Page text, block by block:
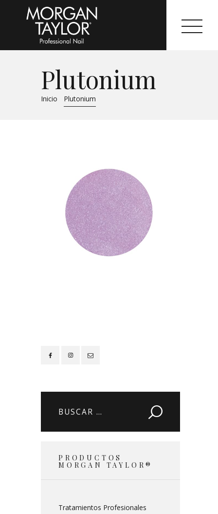
Plutonium
Inicio Plutonium
Morgan Taylor®
Sistemas Profesionales
Colecciones
Tutoriales
Contacto
Buscar:
PRODUCTOS
MORGAN TAYLOR®
Tratamientos Profesionales